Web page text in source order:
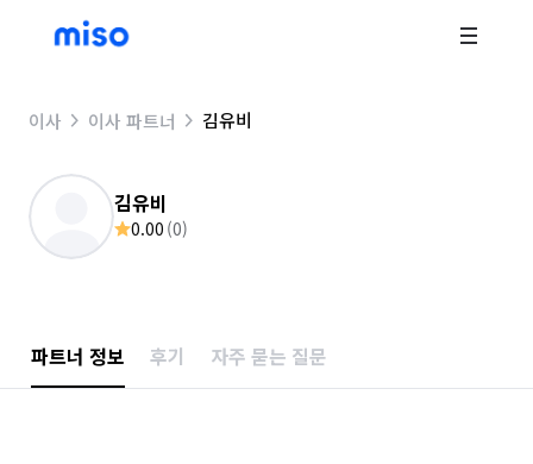
이사 이사 파트너 김유비
김유비
0.00 (0)
파트너 정보 후기 자주 묻는 질문